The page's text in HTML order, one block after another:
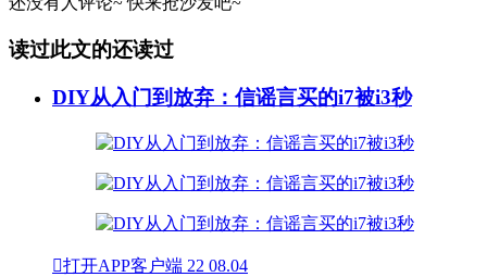
读过此文的还读过
DIY从入门到放弃：信谣言买的i7被i3秒
打开APP客户端 22 08.04